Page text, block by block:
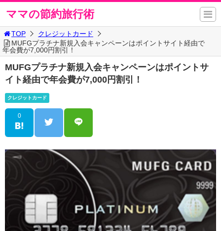
ママの節約旅行術
TOP
クレジットカード
MUFGプラチナ新規入会キャンペーンはポイントサイト経由で
年会費が7,000円割引！
MUFGプラチナ新規入会キャンペーンはポイントサ
イト経由で年会費が7,000円割引！
クレジットカード
0